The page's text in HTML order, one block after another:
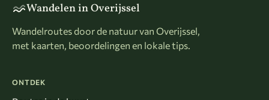
Wandelen in Overijssel
Wandelroutes door de natuur van Overijssel,
met kaarten, beoordelingen en lokale tips.
ONTDEK